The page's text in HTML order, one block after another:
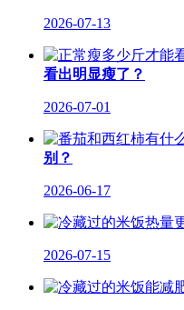
2026-07-13
看出明显瘦了？
2026-07-01
别？
2026-06-17
2026-07-15